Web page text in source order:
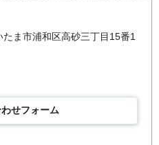
ま市浦和区高砂三丁目15番1
せフォーム